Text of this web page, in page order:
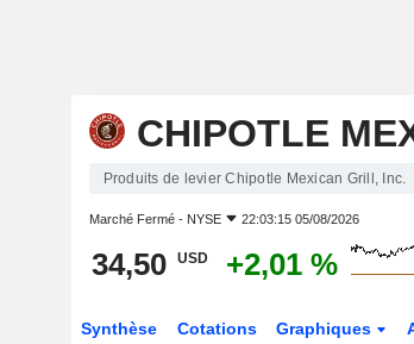
CHIPOTLE
Produits de levier Chipotle Mexican Grill, Inc.
Marché Fermé - NYSE 22:03:15 05/08/2026
34,50 USD +2,01 %
Synthèse Cotations Graphiques